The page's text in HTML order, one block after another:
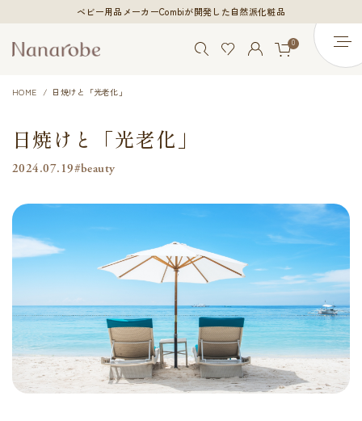
ベビー用品メーカーCombiが開発した自然派化粧品
0
HOME 日焼けと「光老化」
日焼けと「光老化」
2024.07.19#beauty